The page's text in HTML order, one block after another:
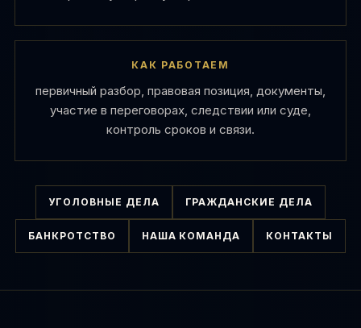
КАК РАБОТАЕМ
первичный разбор, правовая позиция, документы,
участие в переговорах, следствии или суде,
контроль сроков и связи.
УГОЛОВНЫЕ ДЕЛА ГРАЖДАНСКИЕ ДЕЛА
БАНКРОТСТВО НАША КОМАНДА КОНТАКТЫ